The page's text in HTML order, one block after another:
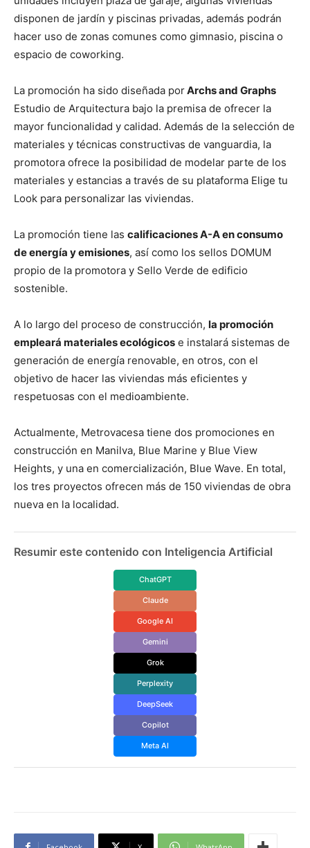
disponen de jardín y piscinas privadas, además podrán
hacer uso de zonas comunes como gimnasio, piscina o
espacio de coworking.
La promoción ha sido diseñada porArchs and Graphs
Estudio de Arquitectura bajo la premisa de ofrecer la
mayor funcionalidad y calidad. Además de la selección de
materiales y técnicas constructivas de vanguardia, la
promotora ofrece la posibilidad de modelar parte de los
materiales y estancias a través de su plataforma Elige tu
Look para personalizar las viviendas.
La promoción tiene las calificaciones A-A en consumo
de energía y emisiones, así como los sellos DOMUM
propio de la promotora y Sello Verde de edificio
sostenible.
A lo largo del proceso de construcción, la promoción
empleará materiales ecológicos e instalará sistemas de
generación de energía renovable, en otros, con el
objetivo de hacer las viviendas más eficientes y
respetuosas con el medioambiente.
Actualmente, Metrovacesa tiene dos promociones en
construcción en Manilva, Blue Marine y Blue View
Heights, y una en comercialización, Blue Wave. En total,
los tres proyectos ofrecen más de 150 viviendas de obra
nueva en la localidad.
Resumir este contenido con Inteligencia Artificial
ChatGPT
Claude
Google AI
Gemini
Grok
Perplexity
DeepSeek
Copilot
Meta AI